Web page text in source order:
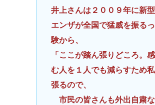
井上さんは２００９年に新
エンザが全国で猛威を振る
験から、
「ここが踏ん張りどころ。
む人を１人でも減らすため
張るので、
市民の皆さんも外出自粛